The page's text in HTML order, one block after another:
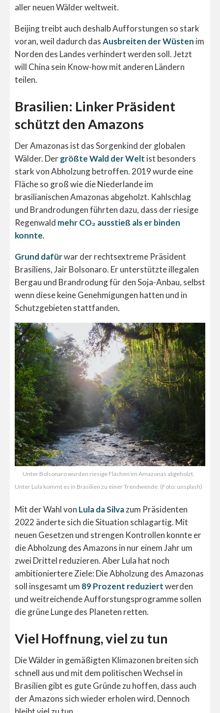
aller neuen Wälder weltweit.
Beijing treibt auch deshalb Aufforstungen so stark
voran, weil dadurch dasAusbreiten der Wüsten im
Norden des Landes verhindert werden soll. Jetzt
will China sein Know-how mit anderen Ländern
teilen.
Brasilien: Linker Präsident
schützt den Amazons
Der Amazonas ist das Sorgenkind der globalen
Wälder. Dergrößte Wald der Welt ist besonders
stark von Abholzung betroffen. 2019 wurde eine
Fläche so groß wie die Niederlande im
brasilianischen Amazonas abgeholzt. Kahlschlag
und Brandrodungen führten dazu, dass der riesige
Regenwald mehr CO₂ ausstieß als er binden
konnte.
Grund dafürwar der rechtsextreme Präsident
Brasiliens, Jair Bolsonaro. Er unterstützte illegalen
Bergau und Brandrodung für den Soja-Anbau, selbst
wenn diese keine Genehmigungen hatten und in
Schutzgebieten stattfanden.
Unter Bolsonaro wurden riesige Flächen im Amazonas abgeholzt.
Unter Lula kommt es in Brasilien zu einer Trendwende. (Foto: unsplash)
Mit der Wahl von Lula da Silvazum Präsidenten
2022 änderte sich die Situation schlagartig. Mit
neuen Gesetzen und strengen Kontrollen konnte er
die Abholzung des Amazons in nur einem Jahr um
zwei Drittel reduzieren. Aber Lula hat noch
ambitioniertere Ziele: Die Abholzung des Amazonas
soll insgesamt um 89 Prozent reduziertwerden
und weitreichende Aufforstungsprogramme sollen
die grüne Lunge des Planeten retten.
Viel Hoffnung, viel zu tun
Die Wälder in gemäßigten Klimazonen breiten sich
schnell aus und mit dem politischen Wechsel in
Brasilien gibt es gute Gründe zu hoffen, dass auch
der Amazons sich wieder erholen wird. Dennoch